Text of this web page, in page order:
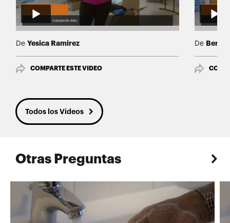
De Yesica Ramirez
COMPARTE ESTE VIDEO
De Bertha
Todos los Videos
Otras Preguntas